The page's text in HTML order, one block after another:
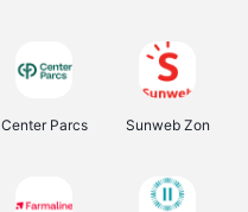
Center Parcs Sunweb Zon